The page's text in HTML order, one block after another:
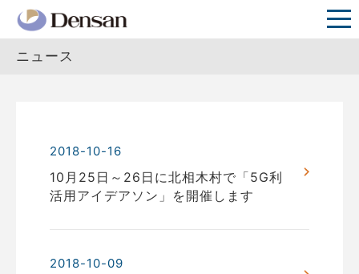
ニュース
2018-10-16
10月25日～26日に北相木村で「5G利
活用アイデアソン」を開催します
2018-10-09